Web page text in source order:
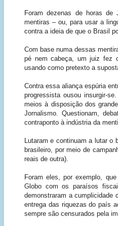
Foram dezenas de horas de
mentiras – ou, para usar a
contra a ideia de que o Brasil
Com base numa dessas
pé nem cabeça, um juiz fez
usando como pretexto a
Contra essa aliança espúria
progressista ousou insurgir-
meios à disposição dos
Jornalismo. Questionam,
contraponto à indústria da
Lutaram e continuam a lutar o
brasileiro, por meio de
reais de outra).
Foram eles, por exemplo,
Globo com os paraísos
demonstraram a cumplicidade
entrega das riquezas do país
sempre são censurados pela